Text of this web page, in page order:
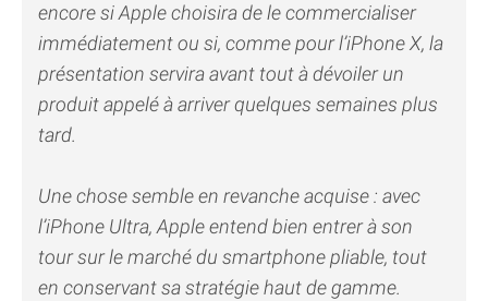
encore si Apple choisira de le commercialiser
immédiatement ou si, comme pour l’iPhone X, la
présentation servira avant tout à dévoiler un
produit appelé à arriver quelques semaines plus
tard.
Une chose semble en revanche acquise : avec
l’iPhone Ultra, Apple entend bien entrer à son
tour sur le marché du smartphone pliable, tout
en conservant sa stratégie haut de gamme.